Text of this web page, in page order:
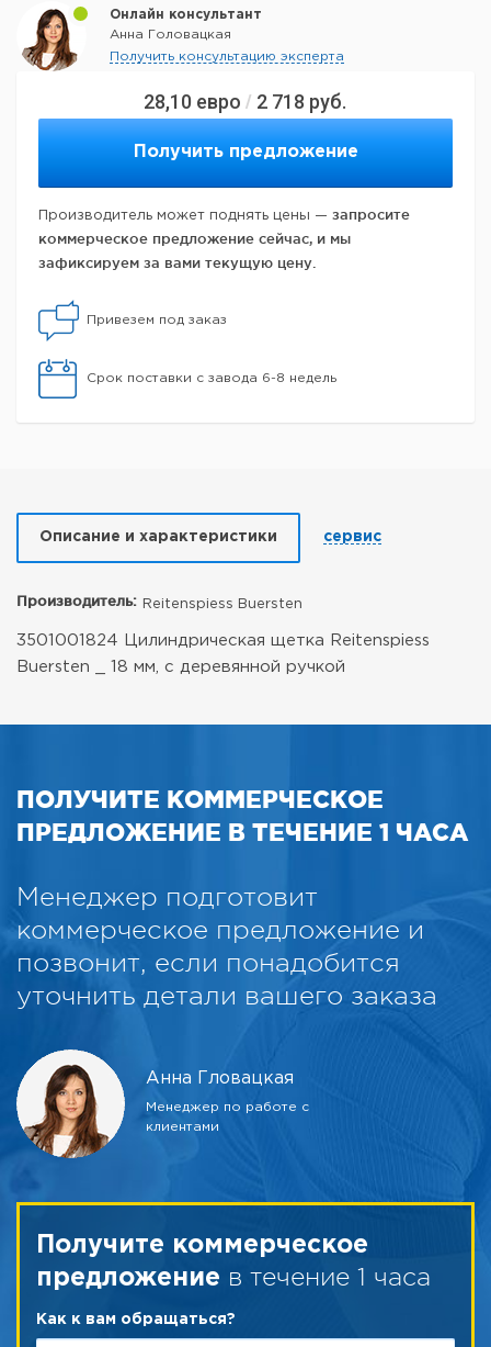
28,10 евро / 2 718 руб.
Получить предложение
Производитель может поднять цены — запросите
коммерческое предложение сейчас, и мы
зафиксируем за вами текущую цену.
Привезем под заказ
Срок поставки с завода 6-8 недель
Онлайн консультант
Анна Головацкая
Получить консультацию эксперта
Описание и характеристики сервис
Производитель: Reitenspiess Buersten
3501001824 Цилиндрическая щетка Reitenspiess
Buersten _ 18 мм, с деревянной ручкой
ПОЛУЧИТЕ КОММЕРЧЕСКОЕ
ПРЕДЛОЖЕНИЕ В ТЕЧЕНИЕ 1 ЧАСА
Менеджер подготовит
коммерческое предложение и
позвонит, если понадобится
уточнить детали вашего заказа
Анна Гловацкая
Менеджер по работе с
клиентами
Получите коммерческое
предложение в течение 1 часа
Как к вам обращаться?